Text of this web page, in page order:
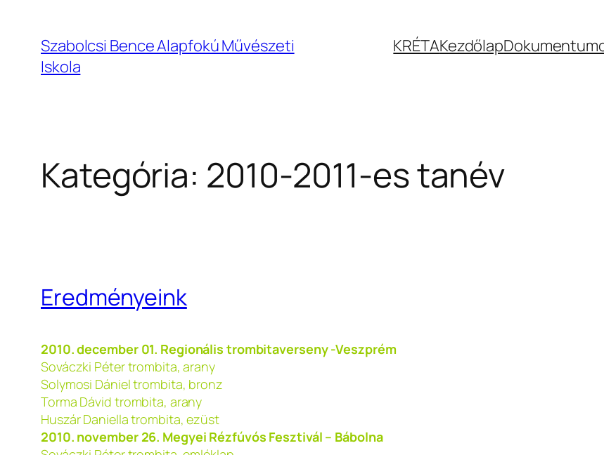
tartalomhoz
Szabolcsi Bence Alapfokú Művészeti
Iskola
KRÉTAKezdőlap
Kategória: 2010-2011-es tanév
Eredményeink
2010. december 01. Regionális trombitaverseny -Veszprém
Sováczki Péter trombita, arany
Solymosi Dániel trombita, bronz
Torma Dávid trombita, arany
Huszár Daniella trombita, ezüst
2010. november 26. Megyei Rézfúvós Fesztivál – Bábolna